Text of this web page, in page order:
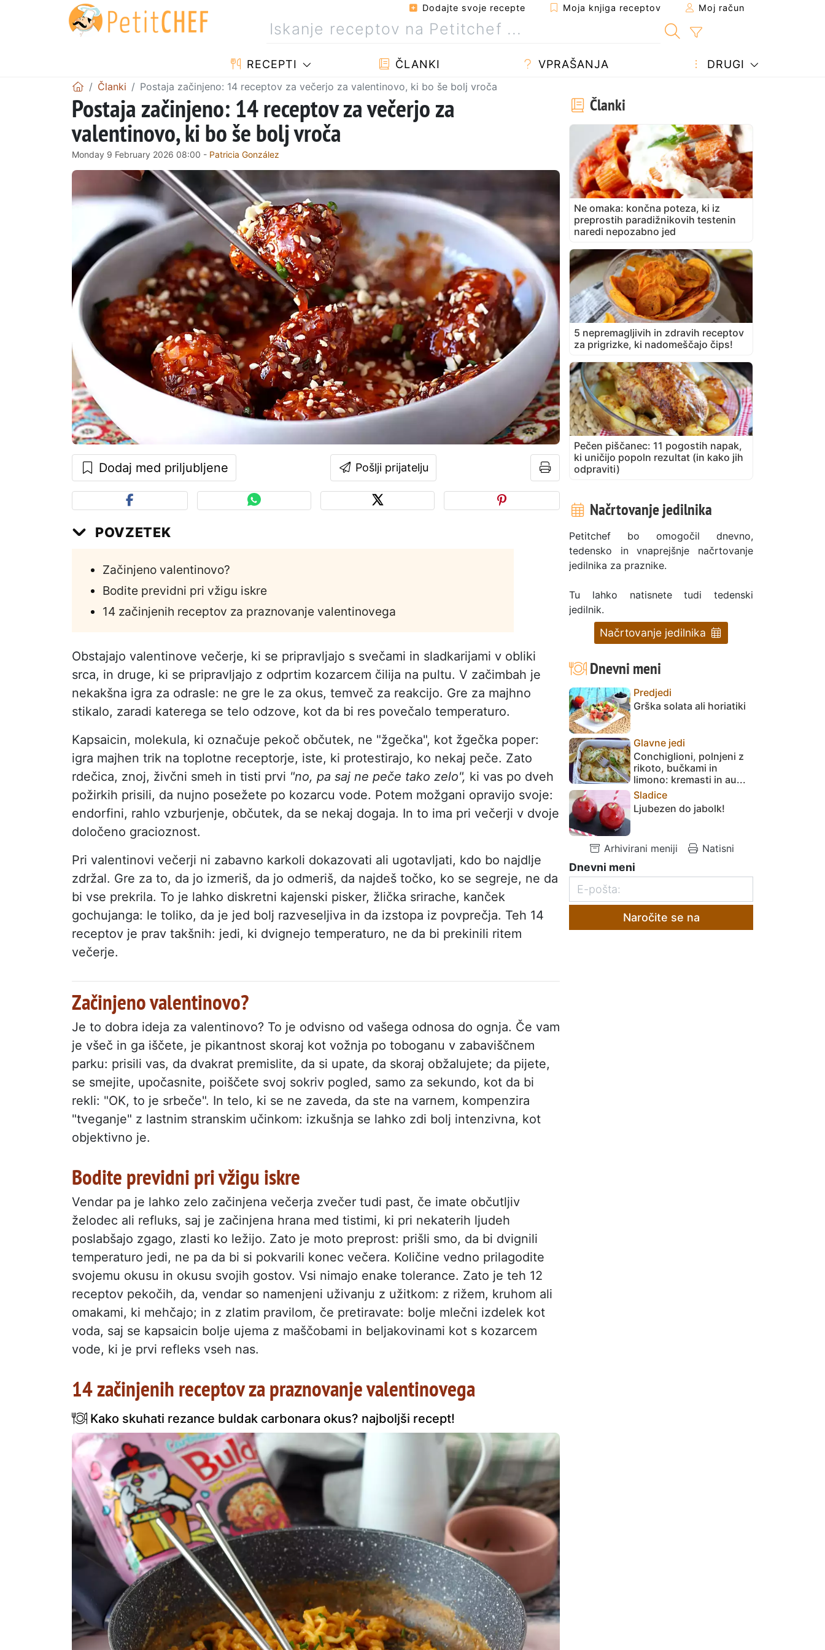
Dodajte svoje recepte Moja knjiga receptov Moj račun
RECEPTI ČLANKI VPRAŠANJA DRUGI
Članki Postaja začinjeno: 14 receptov za večerjo za valentinovo, ki bo še bolj vroča
Postaja začinjeno: 14 receptov za večerjo za
valentinovo, ki bo še bolj vroča
Monday 9 February 2026 08:00 - Patricia González
Dodaj med priljubljene Pošlji prijatelju
POVZETEK
Začinjeno valentinovo?
Bodite previdni pri vžigu iskre
14 začinjenih receptov za praznovanje valentinovega
Obstajajo valentinove večerje, ki se pripravljajo s svečami in sladkarijami v obliki
srca, in druge, ki se pripravljajo z odprtim kozarcem čilija na pultu. V začimbah je
nekakšna igra za odrasle: ne gre le za okus, temveč za reakcijo. Gre za majhno
stikalo, zaradi katerega se telo odzove, kot da bi res povečalo temperaturo.
Kapsaicin, molekula, ki označuje pekoč občutek, ne "žgečka", kot žgečka poper:
igra majhen trik na toplotne receptorje, iste, ki protestirajo, ko nekaj peče. Zato
rdečica, znoj, živčni smeh in tisti prvi "no, pa saj ne peče tako zelo", ki vas po dveh
požirkih prisili, da nujno posežete po kozarcu vode. Potem možgani opravijo svoje:
endorfini, rahlo vzburjenje, občutek, da se nekaj dogaja. In to ima pri večerji v dvoje
določeno gracioznost.
Pri valentinovi večerji ni zabavno karkoli dokazovati ali ugotavljati, kdo bo najdlje
zdržal. Gre za to, da jo izmeriš, da jo odmeriš, da najdeš točko, ko se segreje, ne da
bi vse prekrila. To je lahko diskretni kajenski pisker, žlička srirache, kanček
gochujanga: le toliko, da je jed bolj razveseljiva in da izstopa iz povprečja. Teh 14
receptov je prav takšnih: jedi, ki dvignejo temperaturo, ne da bi prekinili ritem
večerje.
Začinjeno valentinovo?
Je to dobra ideja za valentinovo? To je odvisno od vašega odnosa do ognja. Če vam
je všeč in ga iščete, je pikantnost skoraj kot vožnja po toboganu v zabaviščnem
parku: prisili vas, da dvakrat premislite, da si upate, da skoraj obžalujete; da pijete,
se smejite, upočasnite, poiščete svoj sokriv pogled, samo za sekundo, kot da bi
rekli: "OK, to je srbeče". In telo, ki se ne zaveda, da ste na varnem, kompenzira
"tveganje" z lastnim stranskim učinkom: izkušnja se lahko zdi bolj intenzivna, kot
objektivno je.
Bodite previdni pri vžigu iskre
Vendar pa je lahko zelo začinjena večerja zvečer tudi past, če imate občutljiv
želodec ali refluks, saj je začinjena hrana med tistimi, ki pri nekaterih ljudeh
poslabšajo zgago, zlasti ko ležijo. Zato je moto preprost: prišli smo, da bi dvignili
temperaturo jedi, ne pa da bi si pokvarili konec večera. Količine vedno prilagodite
svojemu okusu in okusu svojih gostov. Vsi nimajo enake tolerance. Zato je teh 12
receptov pekočih, da, vendar so namenjeni uživanju z užitkom: z rižem, kruhom ali
omakami, ki mehčajo; in z zlatim pravilom, če pretiravate: bolje mlečni izdelek kot
voda, saj se kapsaicin bolje ujema z maščobami in beljakovinami kot s kozarcem
vode, ki je prvi refleks vseh nas.
14 začinjenih receptov za praznovanje valentinovega
Kako skuhati rezance buldak carbonara okus? najboljši recept!
Članki
Ne omaka: končna poteza, ki iz
preprostih paradižnikovih testenin
naredi nepozabno jed
5 nepremagljivih in zdravih receptov
za prigrizke, ki nadomeščajo čips!
Pečen piščanec: 11 pogostih napak,
ki uničijo popoln rezultat (in kako jih
odpraviti)
Načrtovanje jedilnika
Petitchef bo omogočil dnevno,
tedensko in vnaprejšnje načrtovanje
jedilnika za praznike.
Tu lahko natisnete tudi tedenski
jedilnik.
Načrtovanje jedilnika
Dnevni meni
Predjedi
Grška solata ali horiatiki
Glavne jedi
Conchiglioni, polnjeni z
rikoto, bučkami in
limono: kremasti in au...
Sladice
Ljubezen do jabolk!
Arhivirani meniji Natisni
Dnevni meni
Naročite se na